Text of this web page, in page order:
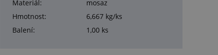
Materiál:
mosaz
Hmotnost:
6,667 kg/ks
Balení:
1,00 ks